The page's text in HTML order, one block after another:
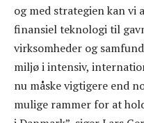
og med strategien kan
finansiel teknologi til
virksomheder og
miljø i intensiv,
nu måske vigtigere end
mulige rammer for at